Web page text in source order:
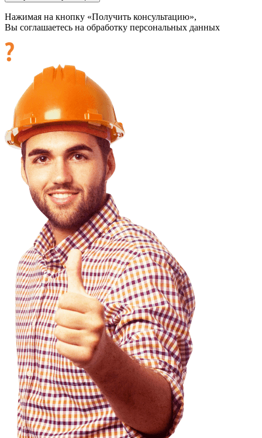
Нажимая на кнопку «Получить консультацию»,
Вы соглашаетесь на обработку персональных данных